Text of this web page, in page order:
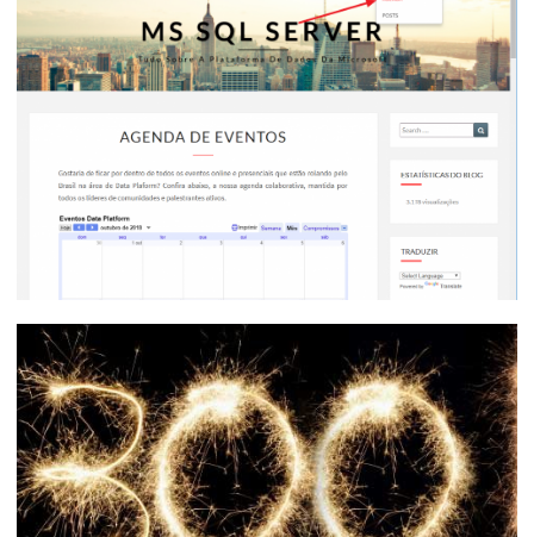
Server 2019 (22/11/2018 às 21:30)
30 de outubro de 2018 1 min de leitura
Novidade - Agenda com TODOS os
eventos da comunidade de Data
Platform
19 de outubro de 2018 1 min de leitura